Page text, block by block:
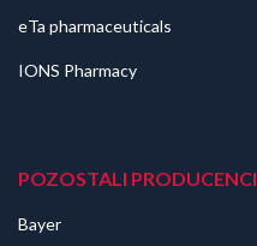
eTa pharmaceuticals
IONS Pharmacy
POZOSTALI PRODUCENCI
Bayer